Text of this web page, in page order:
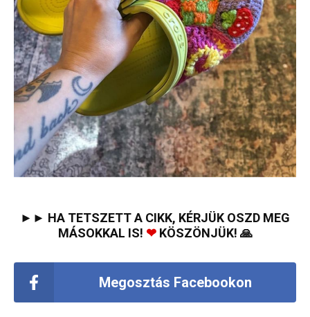
►► HA TETSZETT A CIKK, KÉRJÜK OSZD MEG
MÁSOKKAL IS! ❤KÖSZÖNJÜK! 🙏
Megosztás Facebookon